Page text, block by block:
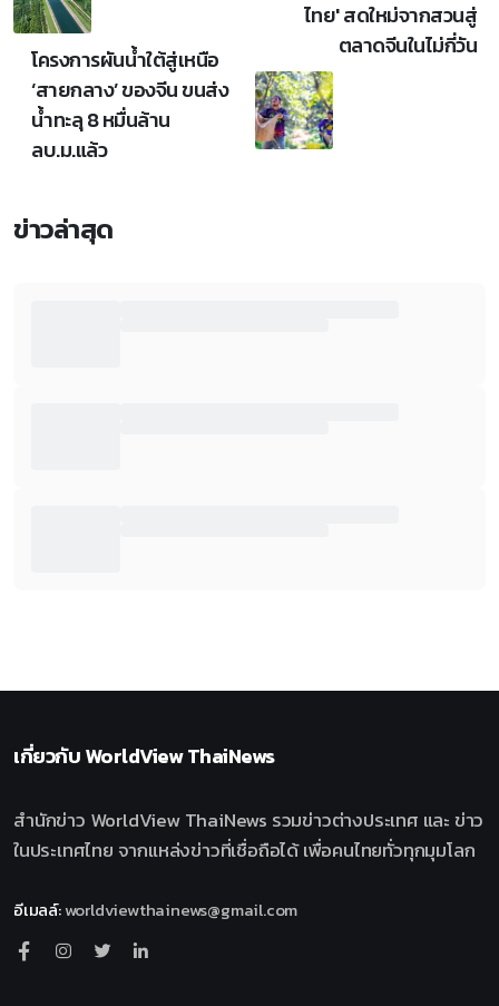
โครงการผันน้ำใต้สู่เหนือ
‘สายกลาง’ ของจีน ขนส่ง
น้ำทะลุ 8 หมื่นล้าน
ลบ.ม.แล้ว
ไทย' สดใหม่จากสวนสู่
ตลาดจีนในไม่กี่วัน
ข่าวล่าสุด
เกี่ยวกับWorldView ThaiNews
สำนักข่าว WorldView ThaiNews รวมข่าวต่างประเทศ และ ข่าว
ในประเทศไทย จากแหล่งข่าวที่เชื่อถือได้ เพื่อคนไทยทั่วทุกมุมโลก
อีเมลล์:worldviewthainews@gmail.com